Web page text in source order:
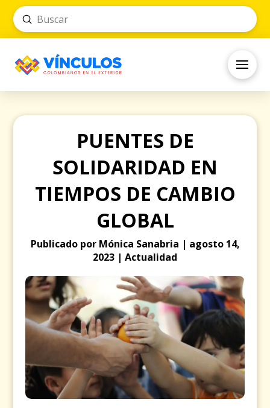
Search
Submit
PUENTES DE
SOLIDARIDAD EN
TIEMPOS DE CAMBIO
GLOBAL
Publicado por Mónica Sanabria | agosto 14,
2023 | Actualidad